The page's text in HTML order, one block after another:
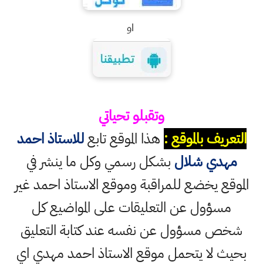
او
وتقبلو تحياتي
التعريف بالموقع : هذا الموقع تابعللاستاذ احمد
مهدي شلال بشكل رسمي وكل ما ينشر في
الموقع يخضع للمراقبة وموقع الاستاذ احمد غير
مسؤول عن التعليقات على المواضيع كل
شخص مسؤول عن نفسه عند كتابة التعليق
بحيث لا يتحمل موقع الاستاذ احمد مهدي اي